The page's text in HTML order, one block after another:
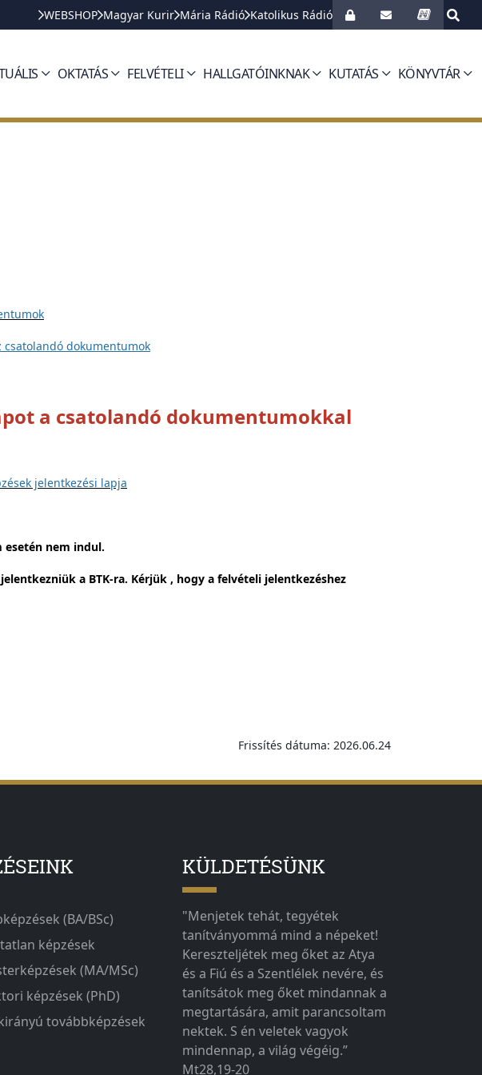
WEBSHOP Magyar Kurir Mária Rádió Katolikus Rádió
OKTATÁS FELVÉTELI HALLGATÓINKNAK KUTATÁS KÖNYVTÁR
dokumentumok
a csatolandó dokumentumokkal
jelentkezési lapja
nem indul.
a BTK-ra. Kérjük , hogy a felvételi jelentkezéshez
Frissítés dátuma: 2026.06.24
(BA/BSc)
képzések
(MA/MSc)
képzések (PhD)
továbbképzések
KÜLDETÉSÜNK
"Menjetek tehát, tegyétek
tanítványommá mind a népeket!
Kereszteljétek meg őket az Atya
és a Fiú és a Szentlélek nevére, és
tanítsátok meg őket mindannak a
megtartására, amit parancsoltam
nektek. S én veletek vagyok
mindennap, a világ végéig.”
Mt28,19-20